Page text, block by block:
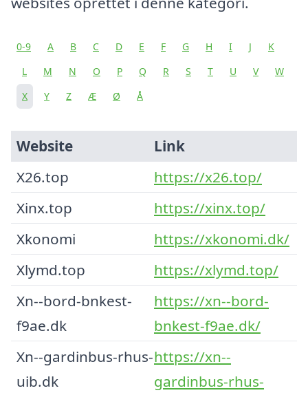
0-9 A B C D E F G H I J
K
L
M N O P Q R S T U V
W
X
Y Z Æ Ø Å
Website
Link
X26.top
https://x26.top/
Xinx.top
https://xinx.top/
Xkonomi
https://xkonomi.dk/
Xlymd.top
https://xlymd.top/
Xn--bord-bnkest-
f9ae.dk
https://xn--bord-
bnkest-f9ae.dk/
Xn--gardinbus-rhus-
uib.dk
https://xn--
gardinbus-rhus-